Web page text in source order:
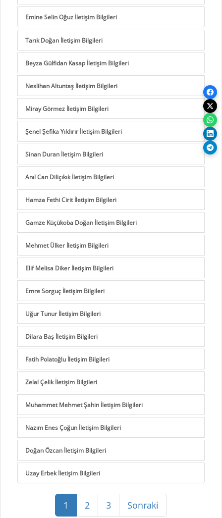
Emine Selin Oğuz İletişim Bilgileri
Tarık Doğan İletişim Bilgileri
Beyza Gülfidan Kasap İletişim Bilgileri
Neslihan Altuntaş İletişim Bilgileri
Miray Görmez İletişim Bilgileri
Şenel Şefika Yıldırır İletişim Bilgileri
Sinan Duran İletişim Bilgileri
Anıl Can Diliçıkık İletişim Bilgileri
Hamza Fethi Cirit İletişim Bilgileri
Gamze Küçükoba Doğan İletişim Bilgileri
Mehmet Ülker İletişim Bilgileri
Elif Melisa Diker İletişim Bilgileri
Emre Sorguç İletişim Bilgileri
Uğur Tunur İletişim Bilgileri
Dilara Baş İletişim Bilgileri
Fatih Polatoğlu İletişim Bilgileri
Zelal Çelik İletişim Bilgileri
Muhammet Mehmet Şahin İletişim Bilgileri
Nazım Enes Çoğun İletişim Bilgileri
Doğan Özcan İletişim Bilgileri
Uzay Erbek İletişim Bilgileri
1 2 3 Sonraki